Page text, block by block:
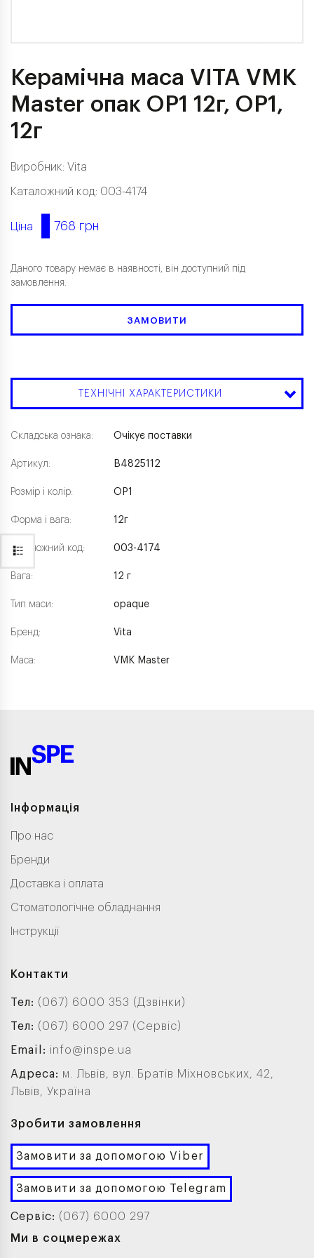
Керамічна маса VITA VMK
Master опак OP1 12г, OP1,
12г
Виробник: Vita
Каталожний код: 003-4174
Ціна 768 грн
Даного товару немає в наявності, він доступний під
замовлення.
ЗАМОВИТИ
ТЕХНІЧНІ ХАРАКТЕРИСТИКИ
Складська ознака:
Артикул:
Розмір і колір:
Форма і вага:
Каталожний код:
Вага:
Тип маси:
Бренд:
Маса:
Очікує поставки
B4825112
OP1
12г
003-4174
12 г
opaque
Vita
VMK Master
Інформація
Про нас
Бренди
Доставка і оплата
Стоматологічне обладнання
Інструкції
Контакти
Тел: (067) 6000 353 (Дзвінки)
Тел: (067) 6000 297 (Сервіс)
Email: info@inspe.ua
Адреса: м. Львів, вул. Братів Міхновських, 42,
Львів, Україна
Зробити замовлення
Замовити за допомогою Viber
Замовити за допомогою Telegram
Сервіс: (067) 6000 297
Ми в соцмережах